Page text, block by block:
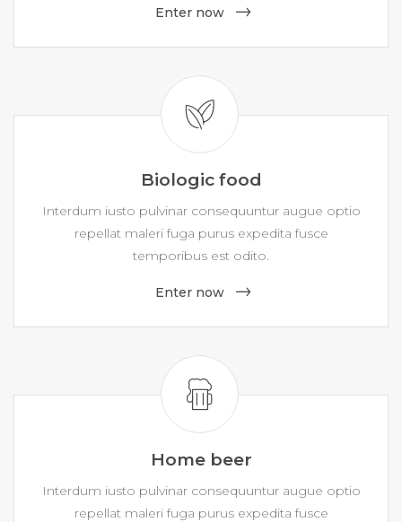
Enter now
Biologic food
Interdum iusto pulvinar consequuntur augue optio
repellat maleri fuga purus expedita fusce
temporibus est odito.
Enter now
Home beer
Interdum iusto pulvinar consequuntur augue optio
repellat maleri fuga purus expedita fusce